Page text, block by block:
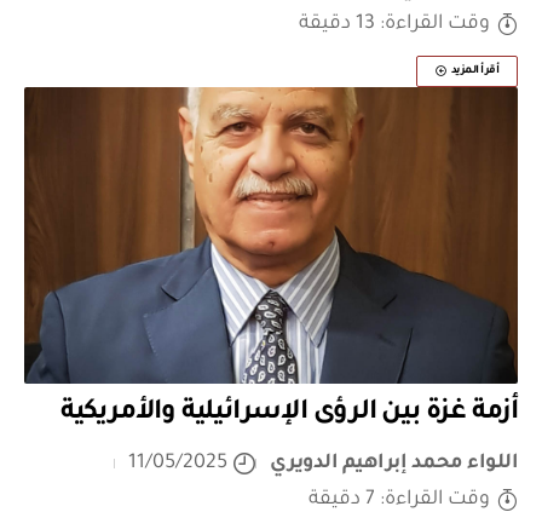
وقت القراءة: 13 دقيقة
أقرأ المزيد
أزمة غزة بين الرؤى الإسرائيلية والأمريكية
اللواء محمد إبراهيم الدويري
11/05/2025
وقت القراءة: 7 دقيقة